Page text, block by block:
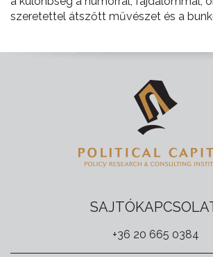
szeretettel átszőtt művészet és a
+36 20 665 0384